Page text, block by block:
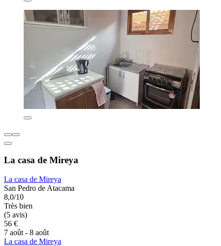
La casa de Mireya
La casa de Mireya
San Pedro de Atacama
8,0/10
Très bien
(5 avis)
56 €
7 août - 8 août
La casa de Mireya